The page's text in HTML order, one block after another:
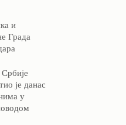
и
Града
је данас
у